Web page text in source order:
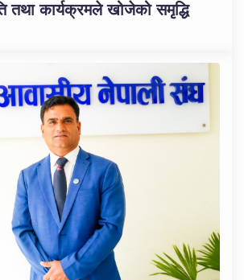
तथा कार्यक्रमले खोजेको समृद्धि